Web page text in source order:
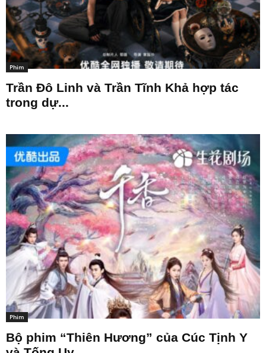
Phim
Trần Đô Linh và Trần Tĩnh Khả hợp tác
trong dự...
Phim
Bộ phim “Thiên Hương” của Cúc Tịnh Y